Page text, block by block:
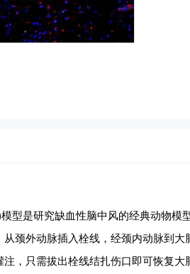
型是研究缺血性脑中风的经典动物模
颈外动脉插入栓线，经颈内动脉到
，只需拔出栓线结扎伤口即可恢复大